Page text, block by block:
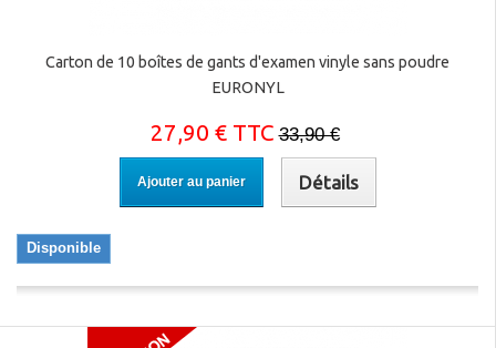
Carton de 10 boîtes de gants d'examen vinyle sans poudre
EURONYL
27,90 € TTC 33,90 €
Ajouter au panier Détails
Disponible